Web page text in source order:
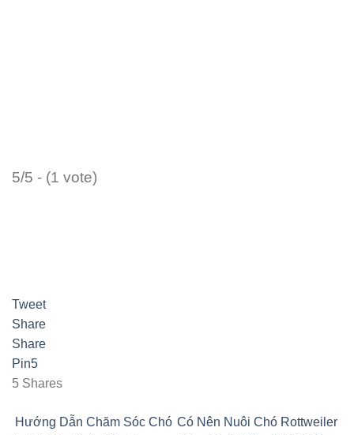
5/5 - (1 vote)
Tweet
Share
Share
Pin5
5 Shares
Hướng Dẫn Chăm Sóc Chó Có Nên Nuôi Chó Rottweiler